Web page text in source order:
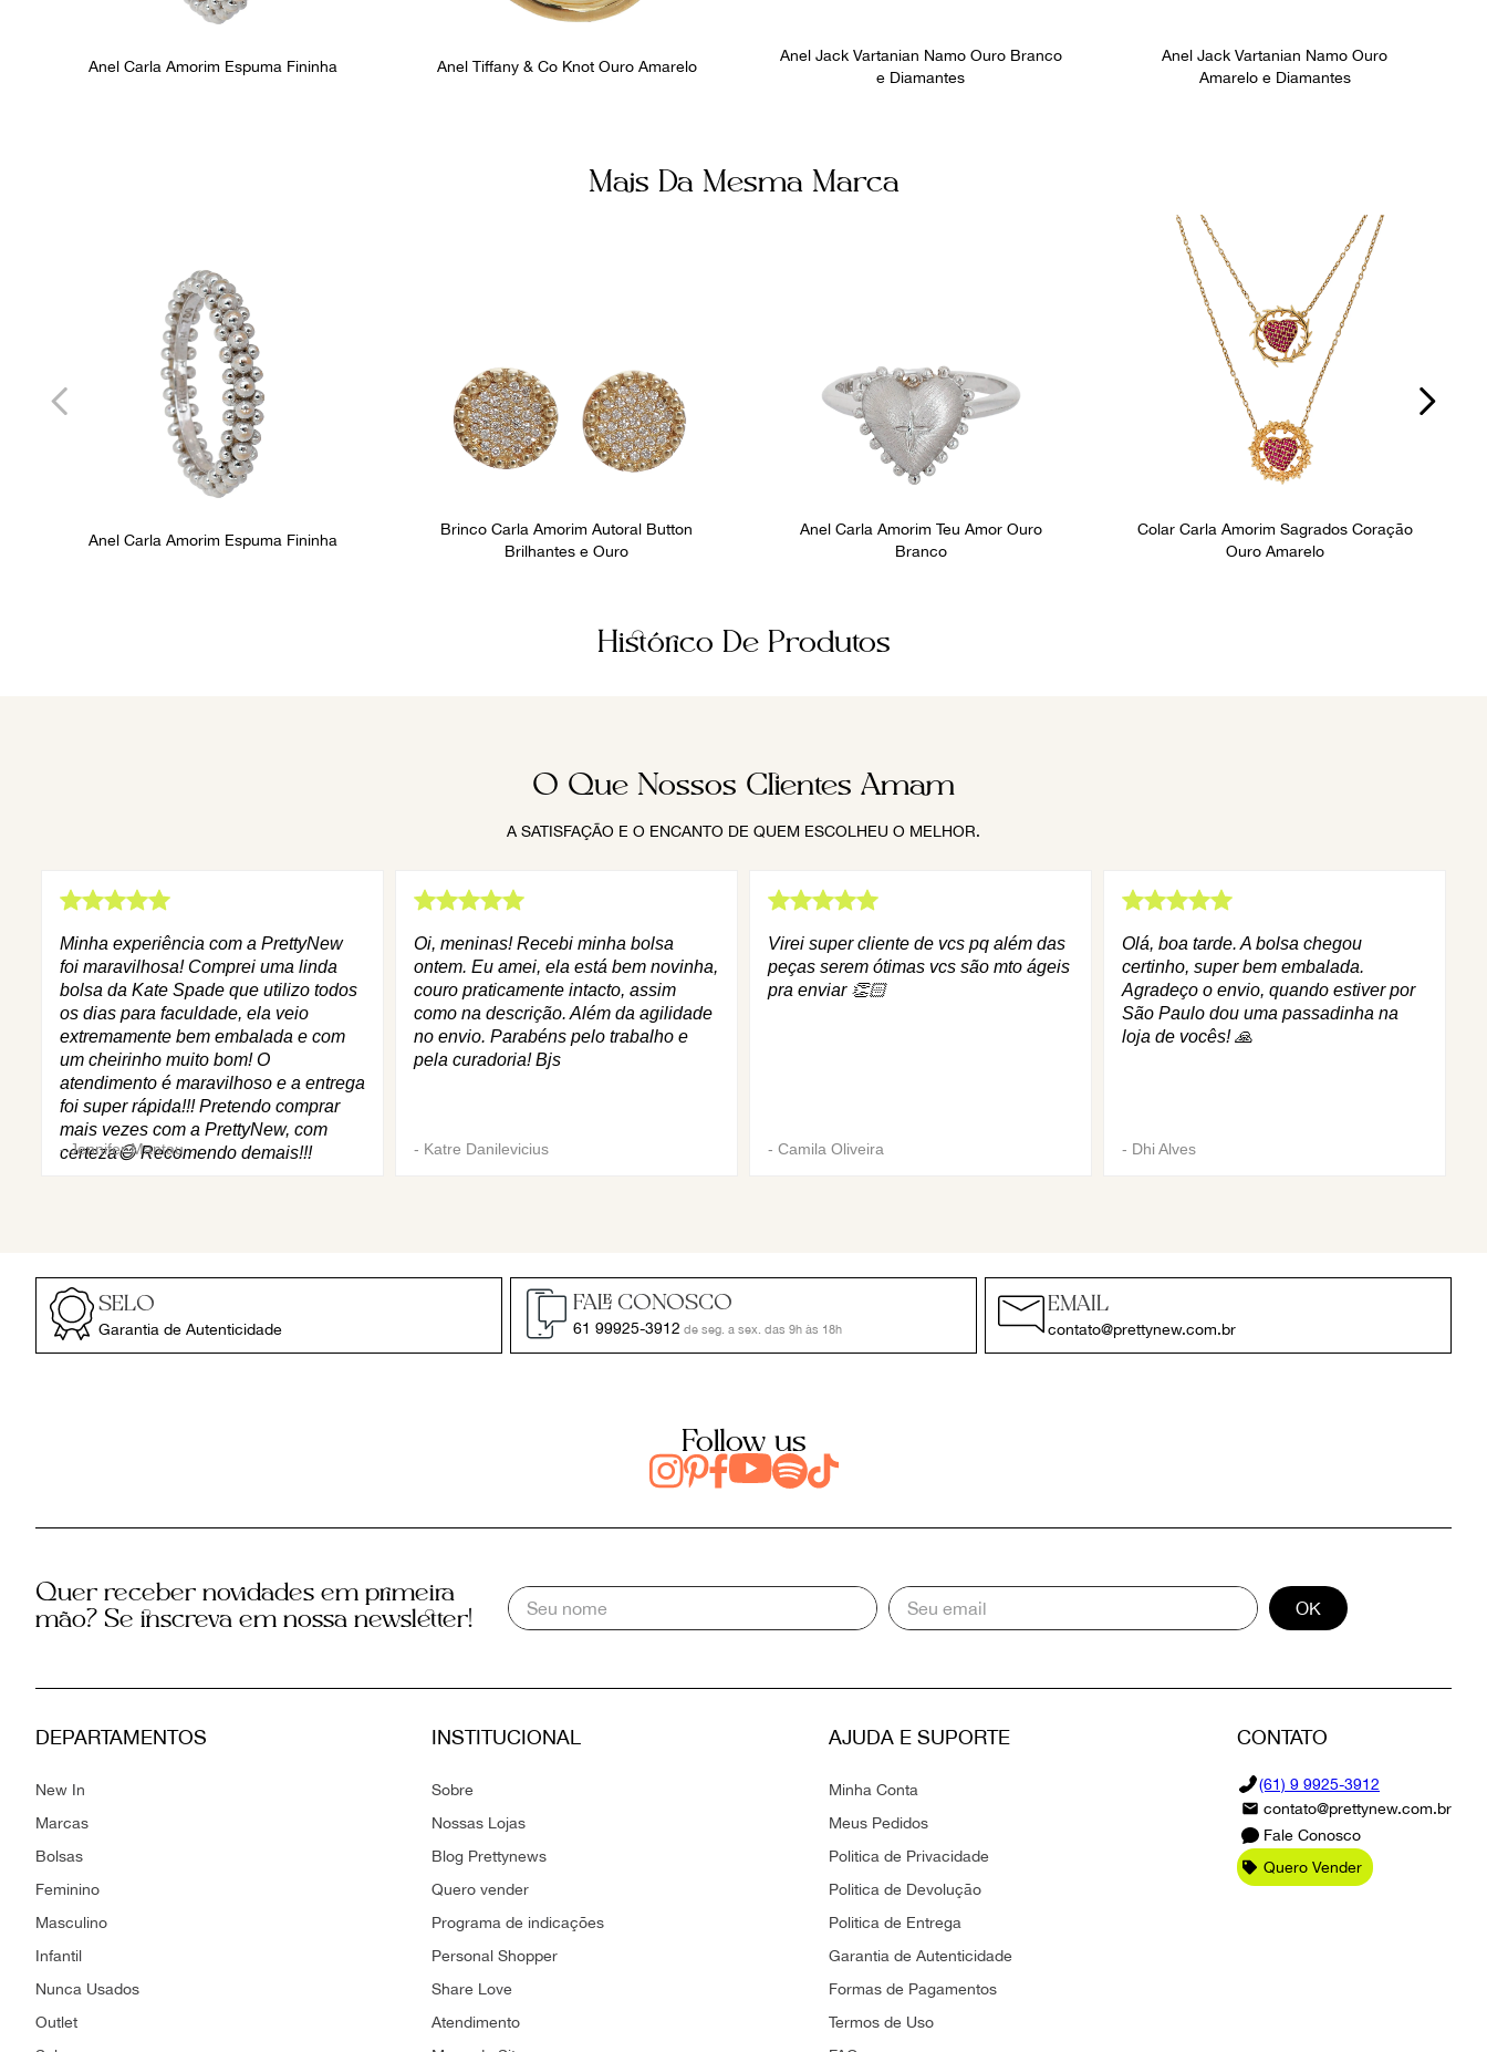
Anel Carla Amorim Espuma Fininha Anel Tiffany & Co Knot Ouro Amarelo
Anel Jack Vartanian Namo Ouro Branco
e Diamantes
Anel Jack Vartanian Namo Ouro
Amarelo e Diamantes
Mais Da Mesma Marca
Anel Carla Amorim Espuma Fininha
Brinco Carla Amorim Autoral Button
Brilhantes e Ouro
Anel Carla Amorim Teu Amor Ouro
Branco
Colar Carla Amorim Sagrados Coração
Ouro Amarelo
Histórico De Produtos
O Que Nossos Clientes Amam
A SATISFAÇÃO E O ENCANTO DE QUEM ESCOLHEU O MELHOR.
Minha experiência com a PrettyNew
foi maravilhosa! Comprei uma linda
bolsa da Kate Spade que utilizo todos
os dias para faculdade, ela veio
extremamente bem embalada e com
um cheirinho muito bom! O
atendimento é maravilhoso e a entrega
foi super rápida!!! Pretendo comprar
mais vezes com a PrettyNew, com
certeza😄 Recomendo demais!!!
-Jennifer Mantau
Oi, meninas! Recebi minha bolsa
ontem. Eu amei, ela está bem novinha,
couro praticamente intacto, assim
como na descrição. Além da agilidade
no envio. Parabéns pelo trabalho e
pela curadoria! Bjs
- Katre Danilevicius
Virei super cliente de vcs pq além das
peças serem ótimas vcs são mto ágeis
pra enviar 👏🏻
- Camila Oliveira
Olá, boa tarde. A bolsa chegou
certinho, super bem embalada.
Agradeço o envio, quando estiver por
São Paulo dou uma passadinha na
loja de vocês! 🙏
- Dhi Alves
SELO
Garantia de Autenticidade
FALE CONOSCO
61 99925-3912 de seg. a sex. das 9h às 18h
EMAIL
contato@prettynew.com.br
Follow us
Quer receber novidades em primeira
mão? Se inscreva em nossa newsletter!
OK
DEPARTAMENTOS
New In
Marcas
Bolsas
Feminino
Masculino
Infantil
Nunca Usados
Outlet
INSTITUCIONAL
Sobre
Nossas Lojas
Blog Prettynews
Quero vender
Programa de indicações
Personal Shopper
Share Love
Atendimento
AJUDA E SUPORTE
Minha Conta
Meus Pedidos
Politica de Privacidade
Politica de Devolução
Politica de Entrega
Garantia de Autenticidade
Formas de Pagamentos
Termos de Uso
CONTATO
(61) 9 9925-3912
contato@prettynew.com.br
Fale Conosco
Quero Vender